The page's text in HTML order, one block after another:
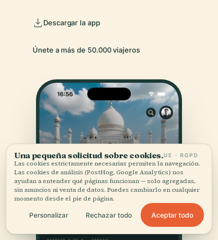
Descargar la app
Únete a más de 50.000 viajeros
Una pequeña solicitud sobre cookies.UE · RGPD
Las cookies estrictamente necesarias permiten la navegación.
Las cookies de análisis (PostHog, Google Analytics) nos
ayudan a entender qué páginas funcionan — solo agregadas,
sin anuncios ni venta de datos. Puedes cambiarlo en cualquier
momento desde el pie de página.
Personalizar Rechazar todo Aceptar todo